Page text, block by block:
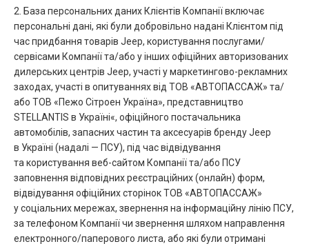
2. База персональних даних Клієнтів Компанії включає
персональні дані, які були добровільно надані Клієнтом під
час придбання товарів Jeep, користування послугами/
сервісами Компанії та/або у інших офіційних авторизованих
дилерських центрів Jeep, участі у маркетингово-рекламних
заходах, участі в опитуваннях від ТОВ «АВТОПАССАЖ» та/
або ТОВ «Пежо Сітроен Україна», представництво
STELLANTIS в Україні«, офіційного постачальника
автомобілів, запасних частин та аксесуарів бренду Jeep
в Україні (надалі — ПСУ), під час відвідування
та користування веб-сайтом Компанії та/або ПСУ
заповнення відповідних реєстраційних (онлайн) форм,
відвідування офіційних сторінок ТОВ «АВТОПАССАЖ»
у соціальних мережах, звернення на інформаційну лінію ПСУ,
за телефоном Компанії чи звернення шляхом направлення
електронного/паперового листа, або які були отримані